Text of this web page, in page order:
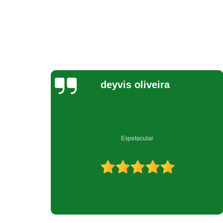
Jeovana Costa
Empresa muito bem qualificada no ramo de reciclagem.